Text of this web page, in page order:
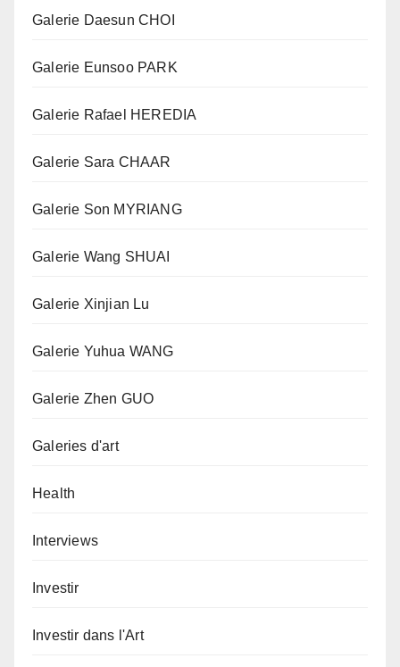
Galerie Daesun CHOI
Galerie Eunsoo PARK
Galerie Rafael HEREDIA
Galerie Sara CHAAR
Galerie Son MYRIANG
Galerie Wang SHUAI
Galerie Xinjian Lu
Galerie Yuhua WANG
Galerie Zhen GUO
Galeries d'art
Health
Interviews
Investir
Investir dans l'Art